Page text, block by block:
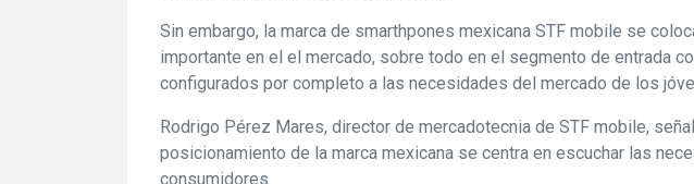
Sin embargo, la marca de smarthpones mexicana STF mobile se
importante en el el mercado, sobre todo en el segmento de entrada
configurados por completo a las necesidades del mercado de los
Rodrigo Pérez Mares, director de mercadotecnia de STF mobile,
posicionamiento de la marca mexicana se centra en escuchar las
consumidores.